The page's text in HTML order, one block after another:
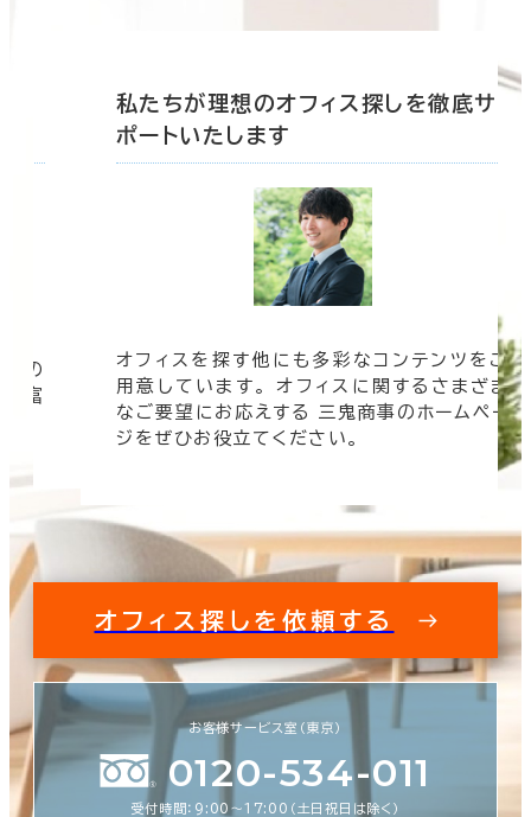
の
豊富
私たちが理想のオフィス探しを徹底サ
ポートいたします
オフィスを探す他にも多彩なコンテンツをご
用意しています。 オフィスに関するさまざま
なご要望にお応えする 三鬼商事のホームペー
ジをぜひお役立てください。
オフィス探しを依頼する
お客様サービス室（東京）
0120-534-011
受付時間：9:00〜17:00（土日祝日は除く）